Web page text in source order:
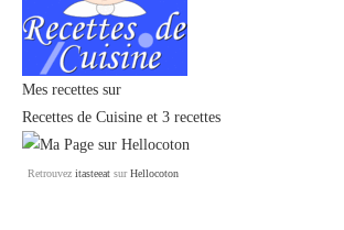
Mes recettes sur
Recettes de Cuisine et 3 recettes
Retrouvez itasteeat surHellocoton